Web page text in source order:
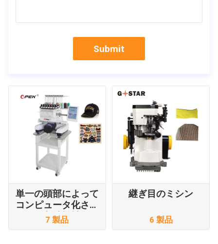
Submit
単一の頭部によって
コンピュータ化され
る刺繍機械
7 製品
継ぎ目のミシン
6 製品